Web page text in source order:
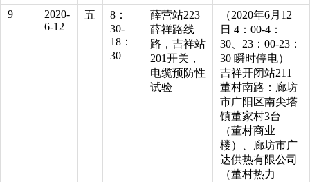
9
2020-
6-12
五
8：
30-
18：
30
薛营站223
薛祥路线
路，吉祥站
201开关，
电缆预防性
试验
（2020年6月12
日 4：00-4：
30、23：00-23：
30 瞬时停电）
吉祥开闭站211
董村南路：廊坊
市广阳区南尖塔
镇董家村3台
（董村商业
楼）、廊坊市广
达供热有限公司
（董村热力